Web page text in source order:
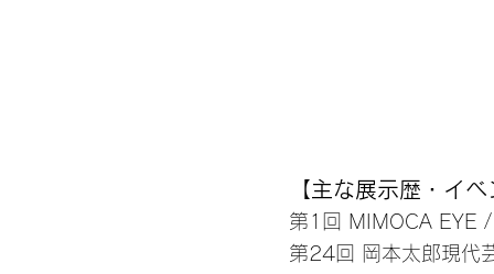
【主な展示歴・イ
第1回 MIMOCA EYE
第24回 岡本太郎現代